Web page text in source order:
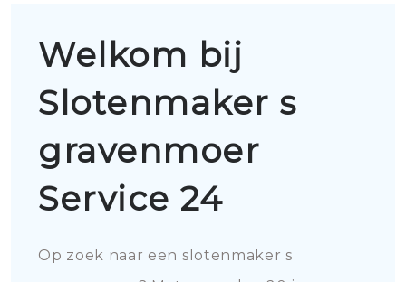
Welkom bij
Slotenmaker s
gravenmoer
Service 24
Op zoek naar een slotenmaker s